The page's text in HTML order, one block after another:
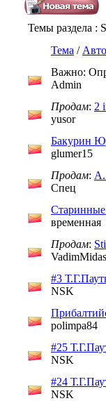
Темы раздела :
Тема /
Важно:
Admin
Продам: 2
yusor
Бакурин
glumer15
Продам:
Спец
Старинные
временная
Продам:
VadimMidas
#3
NSK
polimpa84
#25
NSK
#24
NSK